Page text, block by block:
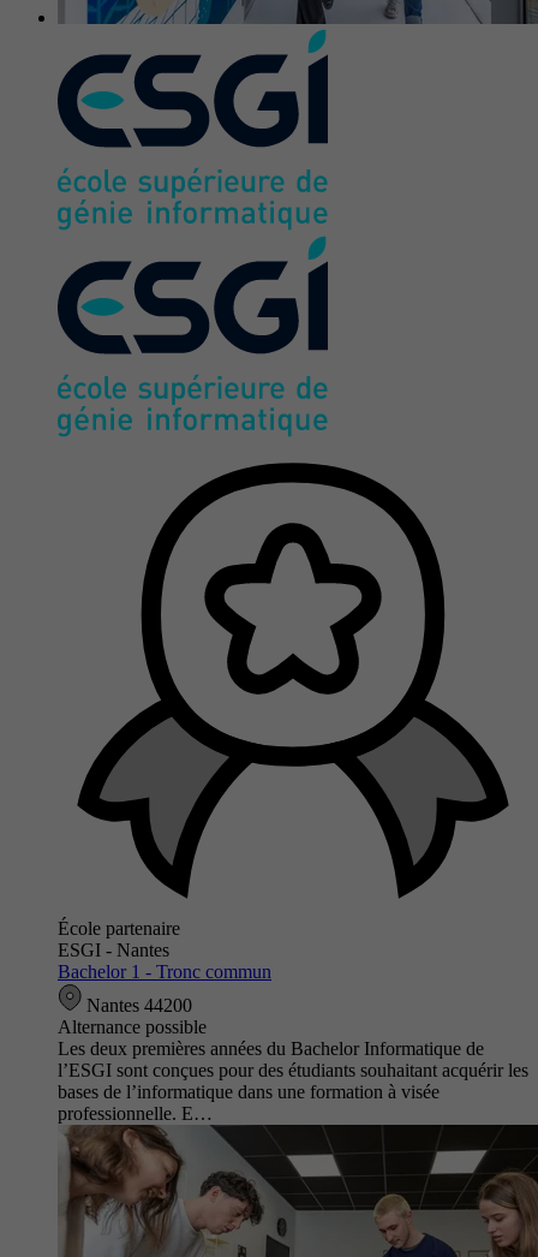
École partenaire
ESGI - Nantes
Bachelor 1 - Tronc commun
Nantes 44200
Alternance possible
Les deux premières années du Bachelor Informatique de
l’ESGI sont conçues pour des étudiants souhaitant acquérir les
bases de l’informatique dans une formation à visée
professionnelle. E…